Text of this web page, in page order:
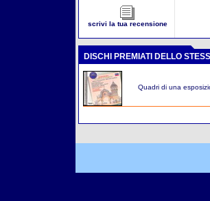
scrivi la tua recensione
DISCHI PREMIATI DELLO
Quadri di una